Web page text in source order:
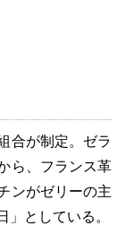
合が制定。ゼラ
ら、フランス革
ンがゼリーの主
としている。